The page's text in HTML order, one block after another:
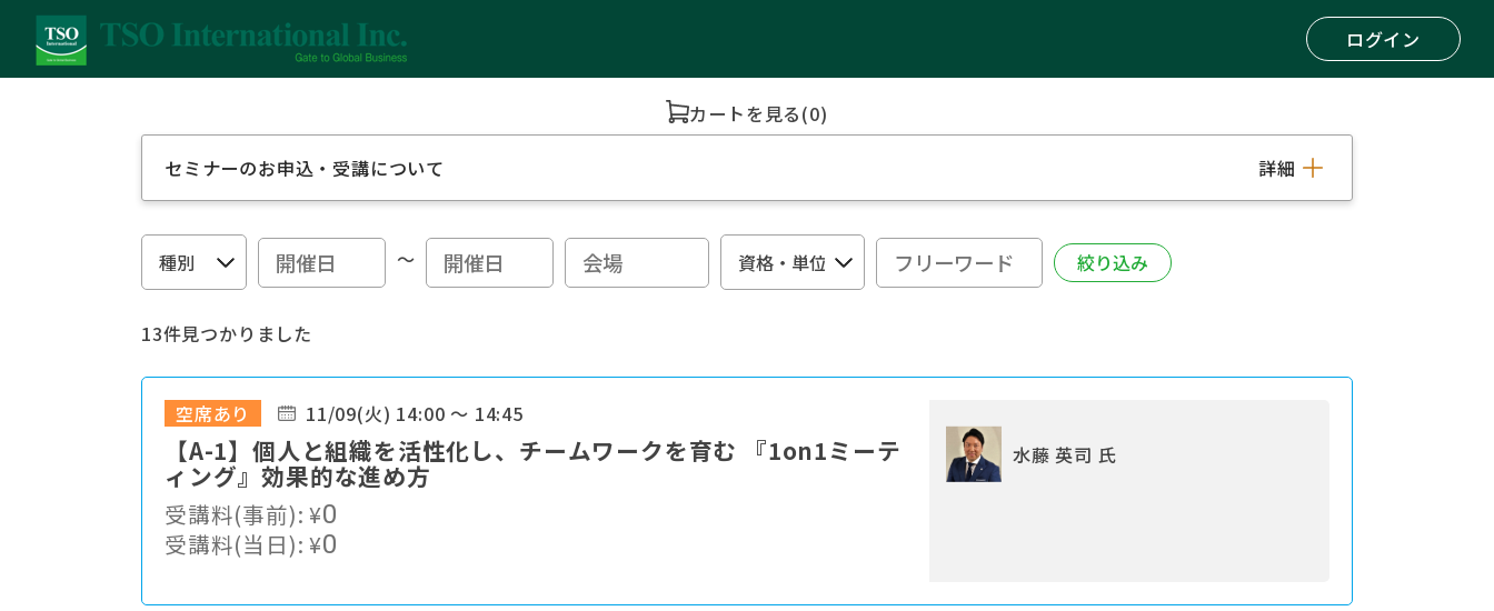
ログイン
カートを見る(0)
セミナーのお申込・受講について 詳細
～
13件見つかりました
空席あり 11/09(火) 14:00 ～ 14:45
【A-1】個人と組織を活性化し、チームワークを育む 『1on1ミーテ
ィング』効果的な進め方
受講料(事前):¥0
受講料(当日):¥0
水藤 英司 氏